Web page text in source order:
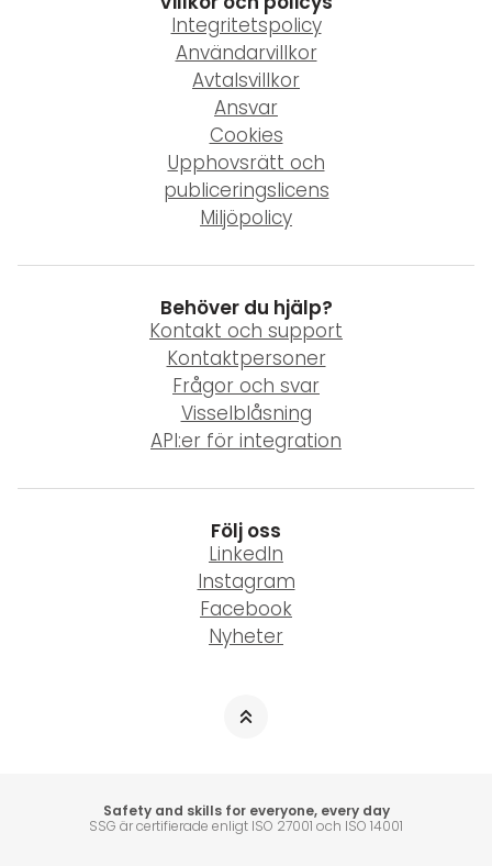
Integritetspolicy
Användarvillkor
Avtalsvillkor
Ansvar
Cookies
Upphovsrätt och
publiceringslicens
Miljöpolicy
Behöver du hjälp?
Kontakt och support
Kontaktpersoner
Frågor och svar
Visselblåsning
API:er för integration
Följ oss
LinkedIn
Instagram
Facebook
Nyheter
Safety and skills for everyone, every day
SSG är certifierade enligt ISO 27001 och ISO 14001